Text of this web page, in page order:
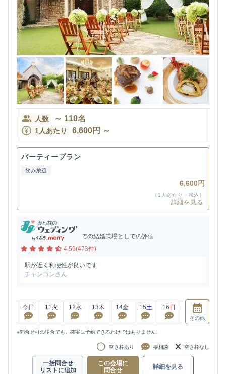
人数 ～ 110名
1人あたり 6,600円 ～
パーティープラン
飲み放題
6,600円
（1人あたり・税込）
詳細を見る
での結婚式場としての評価
4.59(473件)
駅が近く利便性が良いです
チャンコンさん
今日 11 火 12水 13木 14金 15土 16 日
その他
※問合せ可の場合でも、確実に予約できるわけではありません。
空き枠あり 要相談 空き枠なし
一括問合せ
リストに追加
この会場に
問合せ
詳細を見る